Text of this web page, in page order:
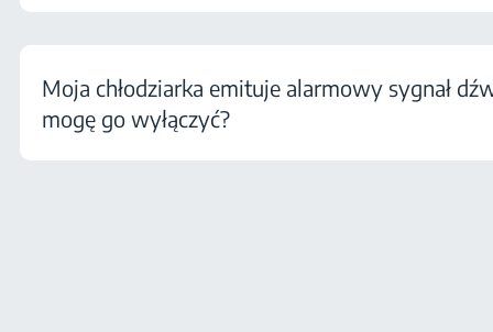
Moja chłodziarka emituje alarmowy sygnał
mogę go wyłączyć?